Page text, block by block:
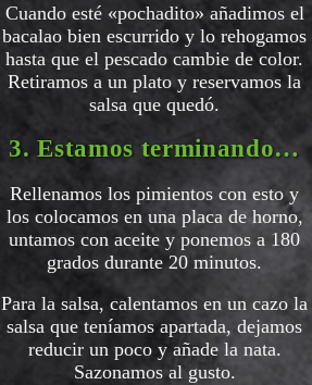
Cuando esté «pochadito» añadimos el
bacalao bien escurrido y lo rehogamos
hasta que el pescado cambie de color.
Retiramos a un plato y reservamos la
salsa que quedó.
3. Estamos terminando…
Rellenamos los pimientos con esto y
los colocamos en una placa de horno,
untamos con aceite y ponemos a 180
grados durante 20 minutos.
Para la salsa, calentamos en un cazo la
salsa que teníamos apartada, dejamos
reducir un poco y añade la nata.
Sazonamos al gusto.